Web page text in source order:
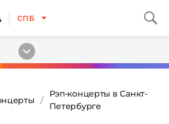
СПБ
Рэп-концерты в Санкт-
Петербурге